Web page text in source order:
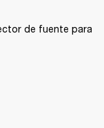
de fuente para